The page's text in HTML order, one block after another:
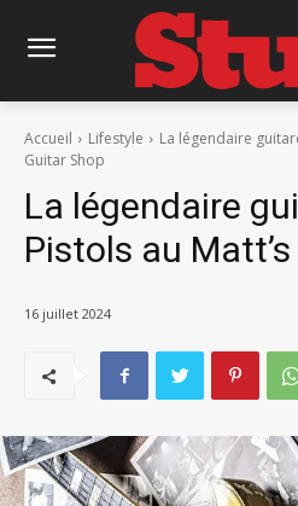
Accueil Lifestyle
La légendaire
Guitar Shop
La légendaire
Pistols au
16 juillet 2024